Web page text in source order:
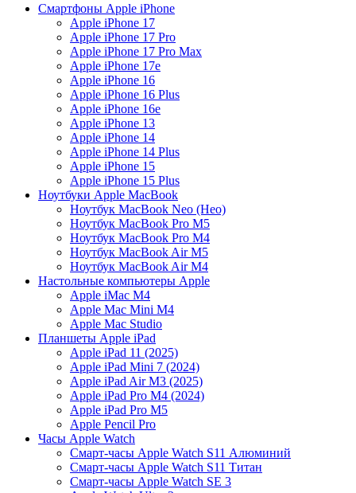
Cмартфоны Apple iPhone
Apple iPhone 17
Apple iPhone 17 Pro
Apple iPhone 17 Pro Max
Apple iPhone 17e
Apple iPhone 16
Apple iPhone 16 Plus
Apple iPhone 16e
Apple iPhone 13
Apple iPhone 14
Apple iPhone 14 Plus
Apple iPhone 15
Apple iPhone 15 Plus
Ноутбуки Apple MacBook
Ноутбук MacBook Neo (Нeо)
Ноутбук MacBook Pro M5
Ноутбук MacBook Pro M4
Ноутбук MacBook Air M5
Ноутбук MacBook Air M4
Настольные компьютеры Apple
Apple iMac М4
Apple Mac Mini M4
Apple Mac Studio
Планшеты Apple iPad
Apple iPad 11 (2025)
Apple iPad Mini 7 (2024)
Apple iPad Air M3 (2025)
Apple iPad Pro M4 (2024)
Apple iPad Pro M5
Apple Pencil Pro
Часы Apple Watch
Смарт-часы Apple Watch S11 Алюминий
Смарт-часы Apple Watch S11 Титан
Смарт-часы Apple Watch SE 3